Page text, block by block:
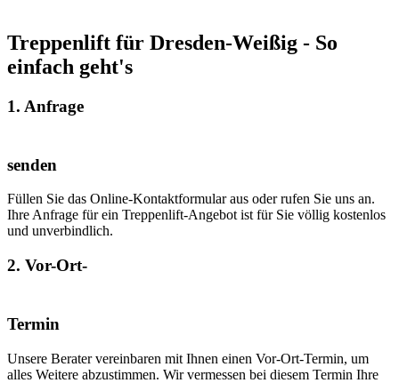
Treppenlift für Dresden-Weißig - So
einfach geht's
1. Anfrage
senden
Füllen Sie das Online-Kontaktformular aus oder rufen Sie uns an.
Ihre Anfrage für ein Treppenlift-Angebot ist für Sie völlig kostenlos
und unverbindlich.
2. Vor-Ort-
Termin
Unsere Berater vereinbaren mit Ihnen einen Vor-Ort-Termin, um
alles Weitere abzustimmen. Wir vermessen bei diesem Termin Ihre